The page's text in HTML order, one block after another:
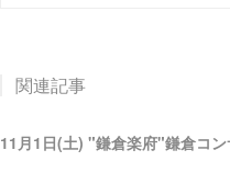
関連記事
11月1日(土) "鎌倉楽府"鎌倉コ